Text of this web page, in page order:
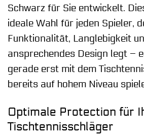
Schwarz für Sie entwickelt.
ideale Wahl für jeden Spieler,
Funktionalität, Langlebigkeit
ansprechendes Design legt –
gerade erst mit dem
bereits auf hohem Niveau
Optimale Protection für
Tischtennisschläger